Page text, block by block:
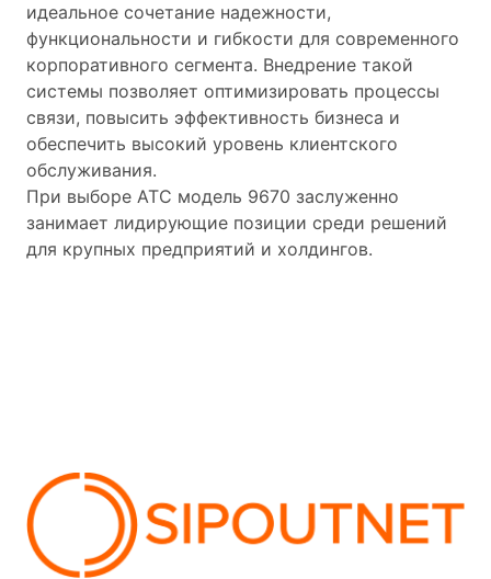
идеальное сочетание надежности,
функциональности и гибкости для современного
корпоративного сегмента. Внедрение такой
системы позволяет оптимизировать процессы
связи, повысить эффективность бизнеса и
обеспечить высокий уровень клиентского
обслуживания.
При выборе АТС модель 9670 заслуженно
занимает лидирующие позиции среди решений
для крупных предприятий и холдингов.